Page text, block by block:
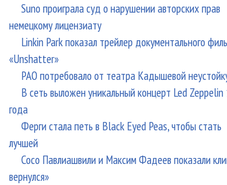
Suno проиграла суд о нарушении авторских прав
немецкому лицензиату
Linkin Park показал трейлер документального
«Unshatter»
РАО потребовало от театра Кадышевой
В сеть выложен уникальный концерт Led
года
Ферги стала петь в Black Eyed Peas, чтобы стать
лучшей
Сосо Павлиашвили и Максим Фадеев показали
вернулся»